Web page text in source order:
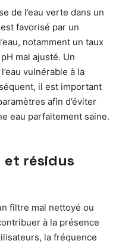
de l’eau verte dans un
favorisé par un
notamment un taux
mal ajusté. Un
vulnérable à la
il est important
afin d’éviter
eau parfaitement saine.
et résidus
filtre mal nettoyé ou
à la présence
la fréquence